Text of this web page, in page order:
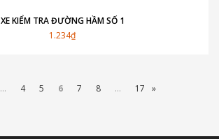
XE KIỂM TRA ĐƯỜNG HẦM SỐ 1
1.234₫
... 4 5 6 7 8 ... 17 »